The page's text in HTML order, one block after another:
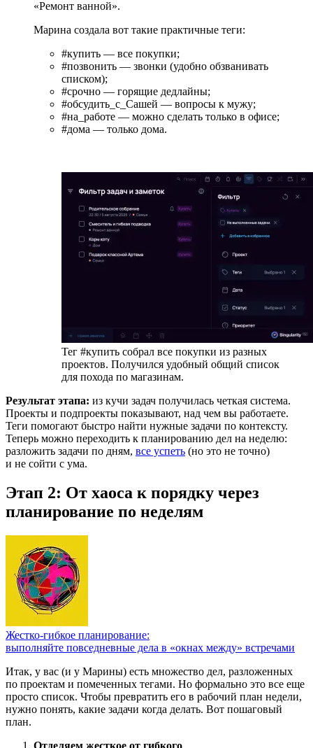
«Ремонт ванной».
Марина создала вот такие практичные теги:
#купить — все покупки;
#позвонить — звонки (удобно обзванивать
списком);
#срочно — горящие дедлайны;
#обсудить_с_Сашей — вопросы к мужу;
#на_работе — можно сделать только в офисе;
#дома — только дома.
Тег #купить собрал все покупки из разных
проектов. Получился удобный общий список
для похода по магазинам.
Результат этапа: из кучи задач получилась четкая система.
Проекты и подпроекты показывают, над чем вы работаете.
Теги помогают быстро найти нужные задачи по контексту.
Теперь можно переходить к планированию дел на неделю:
разложить задачи по дням, все успеть (но это не точно)
и не сойти с ума.
Этап 2: От хаоса к порядку через
планирование по неделям
Жестко-гибкое планирование:
выполняйте повседневные дела в «окнах между» встречами
Итак, у вас (и у Марины) есть множество дел, разложенных
по проектам и помеченных тегами. Но формально это все еще
просто список. Чтобы превратить его в рабочий план недели,
нужно понять, какие задачи когда делать. Вот пошаговый
план.